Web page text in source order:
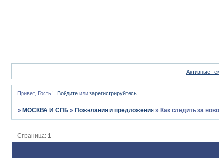
Активные
Привет, Гость! Войдитеили зарегистрируйтесь.
» МОСКВА И СПБ » Пожелания и предложения » Как следить за
Страница:1